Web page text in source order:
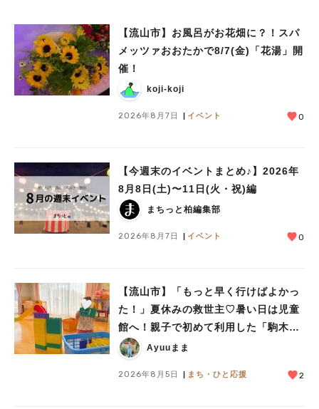
【流山市】お風呂がお花畑に？！スパ
メッツァおおたかで8/7(金)「花湯」開
催！
koji-koji
2026年8月7日 イベント 0
【今週末のイベントまとめ♪】2026年
8月8日(土)〜11日(火・祝)編
まちっと柏編集部
2026年8月7日 イベント 0
【流山市】「もっと早く行けばよかっ
た！」夏休みの救世主♡暑い日は児童
館へ！親子で初めて利用した「駒木台
児童館」レポート
Ayuuまま
2026年8月5日 まち・ひと応援 2
人気のキーワード
#教えたい/こんなの見つけた